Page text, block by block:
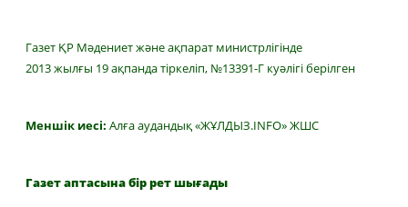
Газет ҚР Мәдениет және ақпарат министрлігінде
2013 жылғы 19 ақпанда тіркеліп, №13391-Г куәлігі берілген
Меншік иесі: Алға аудандық «ЖҰЛДЫЗ.INFO» ЖШС
Газет аптасына бір рет шығады